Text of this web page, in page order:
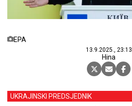
EPA
13.9.2025., 23:13
Hina
UKRAJINSKI PREDSJEDNIK